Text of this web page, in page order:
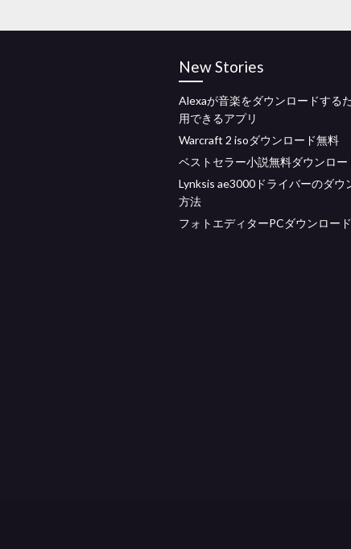
New Stories
Alexaが音楽をダウンロードする
用できるアプリ
Warcraft 2 isoダウンロード無料
ベストセラー小説無料ダウンロー
Lynksis ae3000ドライバーのダウ
方法
フォトエディターPCダウンロード